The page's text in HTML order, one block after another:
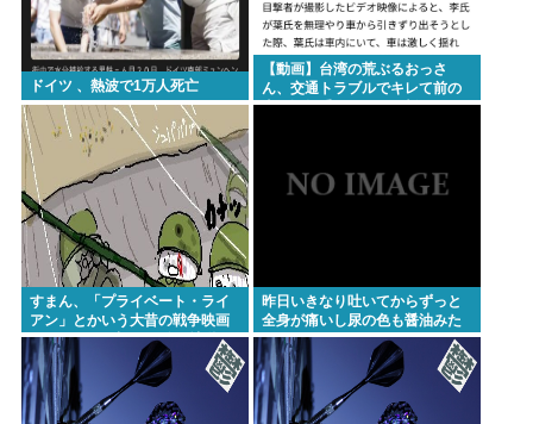
ドイツ 、熱波で1万人死亡
【動画】台湾の荒ぶるおっさ
ん、交通トラブルでキレて前の
車の運転手をナイフで斬りつけ
すまん、「プライベート・ライ
アン」とかいう大昔の戦争映画
見てみたら最初の30分で地獄な
んだが…これずっと続く感じ？
昨日いきなり吐いてからずっと
全身が痛いし尿の色も醤油みた
いになってるんだけど